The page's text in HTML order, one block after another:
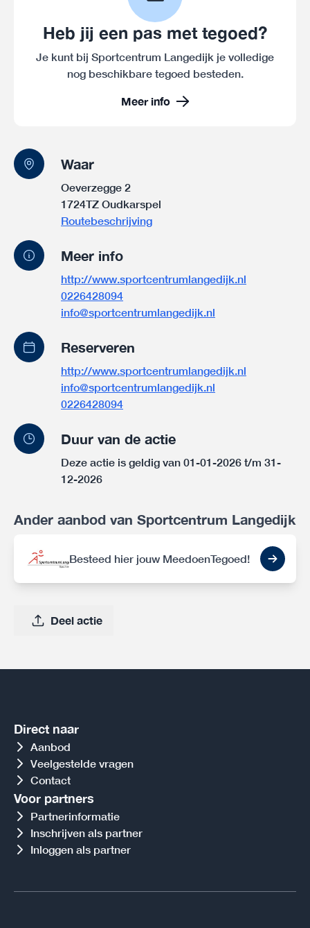
Heb jij een pas met tegoed?
Je kunt bij Sportcentrum Langedijk je volledige
nog beschikbare tegoed besteden.
Meer info
Waar
Oeverzegge 2
1724TZ Oudkarspel
Routebeschrijving
Meer info
http://www.sportcentrumlangedijk.nl
0226428094
info@sportcentrumlangedijk.nl
Reserveren
http://www.sportcentrumlangedijk.nl
info@sportcentrumlangedijk.nl
0226428094
Duur van de actie
Deze actie is geldig van 01-01-2026 t/m 31-
12-2026
Ander aanbod van Sportcentrum Langedijk
Besteed hier jouw MeedoenTegoed!
Deel actie
Direct naar
Aanbod
Veelgestelde vragen
Contact
Voor partners
Partnerinformatie
Inschrijven als partner
Inloggen als partner